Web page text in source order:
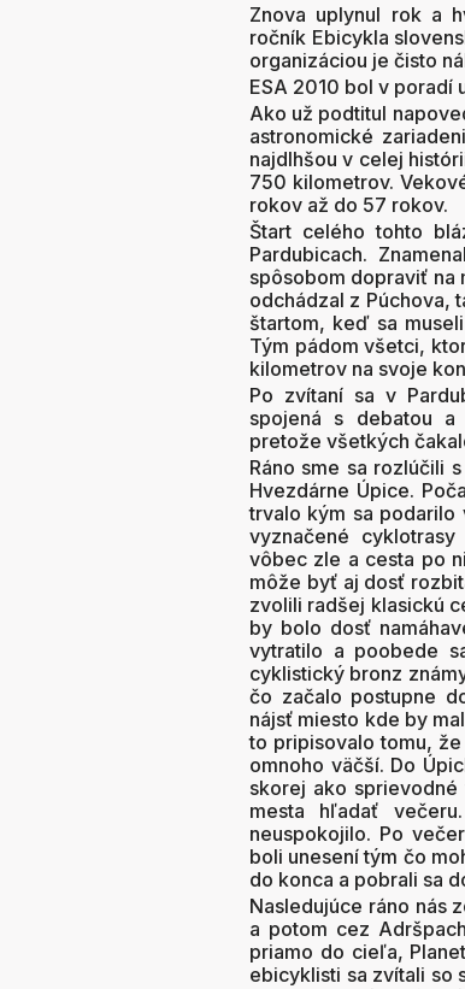
Znova uplynul rok a
ročník Ebicykla
organizáciou je čisto
ESA 2010 bol v poradí
Ako už podtitul
astronomické
najdlhšou v celej
750 kilometrov.
rokov až do 57 rokov.
Štart celého tohto
Pardubicach.
spôsobom dopraviť na
odchádzal z Púchova,
štartom, keď sa
Tým pádom všetci,
kilometrov na svoje
Po zvítaní sa v
spojená s debatou a
pretože všetkých
Ráno sme sa rozlúčili
Hvezdárne Úpice.
trvalo kým sa podarilo
vyznačené
vôbec zle a cesta po
môže byť aj dosť
zvolili radšej klasickú
by bolo dosť
vytratilo a poobede
cyklistický bronz
čo začalo postupne
nájsť miesto kde by
to pripisovalo tomu,
omnoho väčší. Do
skorej ako
mesta hľadať
neuspokojilo. Po
boli unesení tým čo
do konca a pobrali sa
Nasledujúce ráno nás
a potom cez
priamo do cieľa,
ebicyklisti sa zvítali so